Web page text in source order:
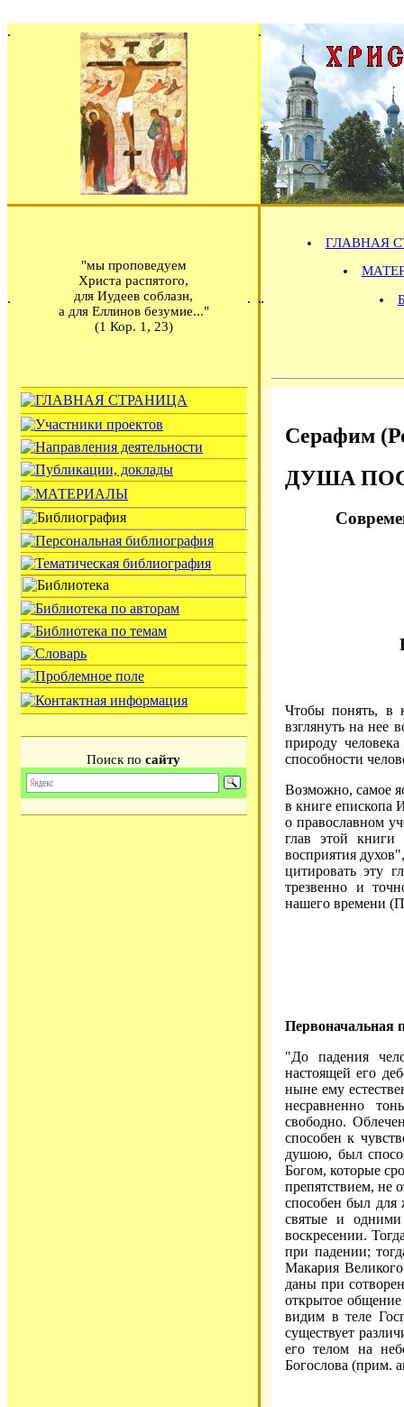
"мы проповедуем
Христа распятого,
для Иудеев соблазн,
а для Еллинов безумие..."
(1 Кор. 1, 23)
ГЛАВНАЯ
Поиск по сайту
Серафим
ДУША
Чтобы понять, в
взглянуть на нее
природу
способности
Возможно, самое
в книге епископа
о православном
глав этой книги
восприятия
цитировать эту
трезвенно и
нашего времени
Первоначальная
"До падения
настоящей его
ныне ему
несравненно
свободно.
способен к
душою, был
Богом, которые
препятствием, не
способен был для
святые и
воскресении.
при падении;
Макария
даны при
открытое
видим в теле
существует
его телом на
Богослова (прим.